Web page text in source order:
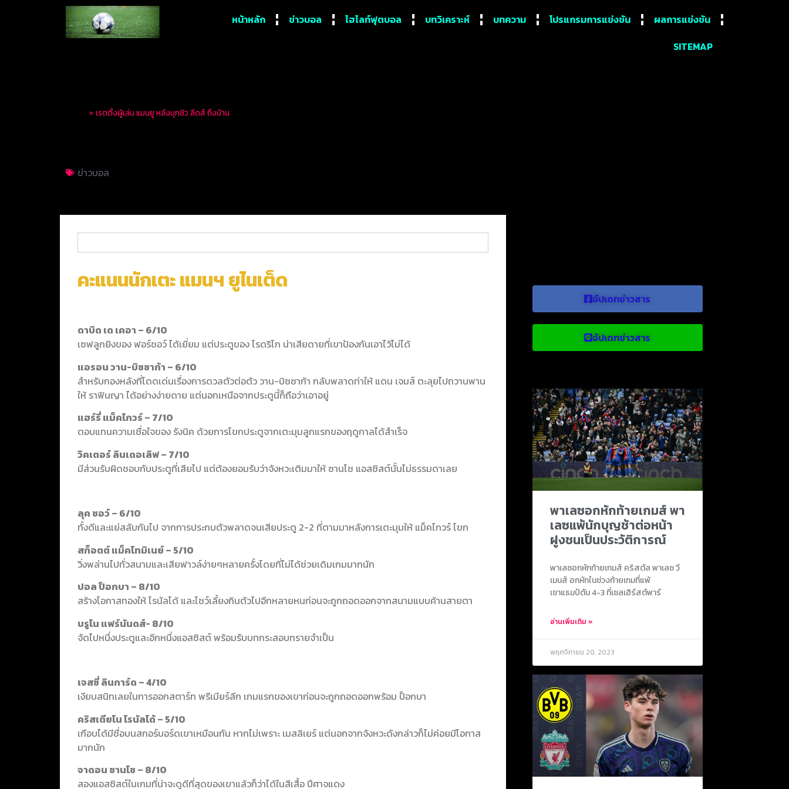
หน้าหลัก ข่าวบอล ไฮไลท์ฟุตบอล บทวิเคราะห์ บทความ โปรแกรมการแข่งขัน
ผลการแข่งขัน
SITEMAP
» เรตติ้งผู้เล่น แมนยู หลังบุกซิว ลีดส์ ถึงบ้าน
ข่าวบอล
คะแนนนักเตะ แมนฯ ยูไนเต็ด
ดาบิด เด เคอา – 6/10
เซฟลูกยิงของ ฟอร์ชอว์ ได้เยี่ยม แต่ประตูของ โรดริโก น่าเสียดายที่เขาป้องกันเอาไว้ไม่ได้
แอรอน วาน-บิซซาก้า – 6/10
สำหรับกองหลังที่โดดเด่นเรื่องการดวลตัวต่อตัว วาน-บิซซาก้า กลับพลาดท่าให้ แดน เจมส์ ตะลุยไปถวานพาน
ให้ ราฟินญา ได้อย่างง่ายดาย แต่นอกเหนือจากประตูนี้ก็ถือว่าเอาอยู่
แฮร์รี่ แม็คไกวร์ – 7/10
ตอบแทนความเชื่อใจของ รังนิค ด้วยการโขกประตูจากเตะมุมลูกแรกของฤดูกาลได้สำเร็จ
วิคเตอร์ ลินเดอเลิฟ – 7/10
มีส่วนรับผิดชอบกับประตูที่เสียไป แต่ต้องยอมรับว่าจังหวะเติมมาให้ ซานโช แอสซิสต์นั้นไม่ธรรมดาเลย
ลุค ชอว์ – 6/10
ทั้งดีและแย่สลับกันไป จากการประกบตัวพลาดจนเสียประตู 2-2 ที่ตามมาหลังการเตะมุมให้ แม็คไกวร์ โขก
สก็อตต์ แม็คโทมิเนย์ – 5/10
วิ่งพล่านไปทั่วสนามและเสียฟาวล์ง่ายๆหลายครั้งโดยที่ไม่ได้ช่วยเดิมเกมมากนัก
ปอล ป็อกบา – 8/10
สร้างโอกาสทองให้ โรนัลโด้ และโชว์เลี้ยงกินตัวไปอีกหลายหนก่อนจะถูกถอดออกจากสนามแบบค้านสายตา
บรูโน แฟร์นันดส์- 8/10
จัดไปหนึ่งประตูและอีกหนึ่งแอสซิสต์ พร้อมรับบทกระสอบทรายจำเป็น
เจสซี่ ลินการ์ด – 4/10
เงียบสนิทเลยในการออกสตาร์ท พรีเมียร์ลีก เกมแรกของเขาก่อนจะถูกถอดออกพร้อม ป็อกบา
คริสเตียโน โรนัลโด้ – 5/10
เกือบได้มีชื่อบนสกอร์บอร์ดเขาเหมือนกัน หากไม่เพราะ เมสลิเยร์ แต่นอกจากจังหวะดังกล่าวก็ไม่ค่อยมีโอกาส
มากนัก
จาดอน ซานโช – 8/10
สองแอสซิสต์ในเกมที่น่าจะดูดีที่สุดของเขาแล้วก็ว่าได้ในสีเสื้อ ปีศาจแดง
อัปเดทข่าวสาร
อัปเดทข่าวสาร
พาเลซอกหักท้ายเกมส์ พา
เลซแพ้นักบุญช้าต่อหน้า
ฝูงชนเป็นประวัติการณ์
พาเลซอกหักท้ายเกมส์ คริสตัล พาเลซ วี
เมนส์ อกหักในช่วงท้ายเกมที่แพ้
เซาแธมป์ตัน 4-3 ที่เซลเฮิร์สต์พาร์
อ่านเพิ่มเติม »
พฤศจิกายน 20, 2023